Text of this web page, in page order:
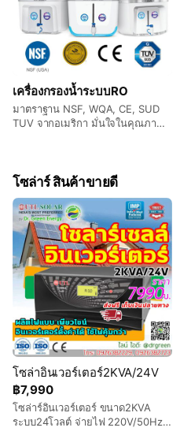
เครื่องกรองน้ำระบบRO
มาตราฐาน NSF, WQA, CE, SUD
TUV จากอเมริกา มั่นใจในคุณภาพ
โซล่าร์ สินค้าขายดี
฿7,990
โซล่าอินเวอร์เตอร์2KVA/24V
โซล่าร์อินเวอร์เตอร์ ขนาด2KVA
ระบบ24โวลต์ จ่ายไฟ 220V/50Hz